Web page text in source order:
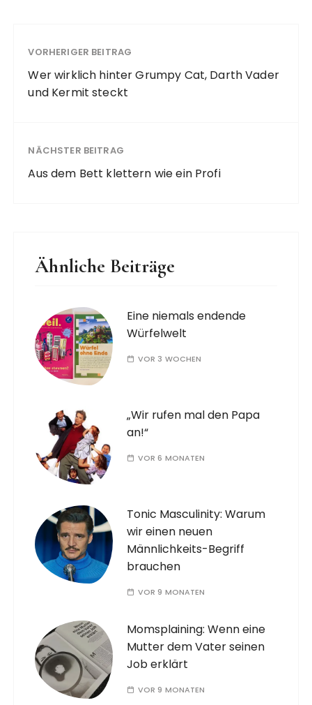
VORHERIGER BEITRAG
Wer wirklich hinter Grumpy Cat, Darth Vader
und Kermit steckt
NÄCHSTER BEITRAG
Aus dem Bett klettern wie ein Profi
Ähnliche Beiträge
Eine niemals endende
Würfelwelt
VOR 3 WOCHEN
„Wir rufen mal den Papa
an!“
VOR 6 MONATEN
Tonic Masculinity: Warum
wir einen neuen
Männlichkeits-Begriff
brauchen
VOR 9 MONATEN
Momsplaining: Wenn eine
Mutter dem Vater seinen
Job erklärt
VOR 9 MONATEN